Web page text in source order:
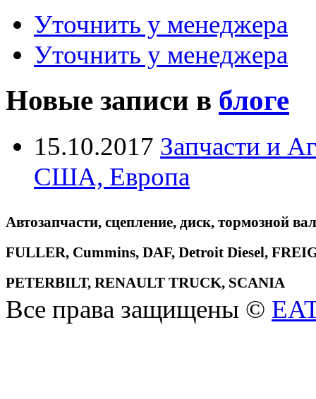
Уточнить у менеджера
Уточнить у менеджера
Новые записи в блоге
15.10.2017 Запчасти и
США, Европа
Автозапчасти, сцепление, диск, тормозной
FULLER, Cummins, DAF, Detroit Diesel,
PETERBILT, RENAULT TRUCK, SCANIA
Все права защищены ©